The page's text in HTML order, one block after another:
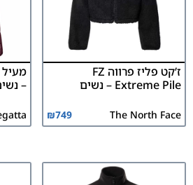
ז’קט פליז פרווה FZ
Extreme Pile – נשים
The North Face
₪749
–